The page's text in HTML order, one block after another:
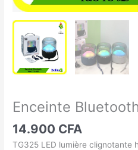
Enceinte
14.900 CFA
TG325 LED lumière clignotante